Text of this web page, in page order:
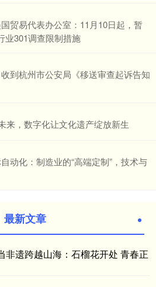
贸易代表办公室：11月10日起，暂
业301调查限制措施
到杭州市公安局《移送审查起诉告知
来，数字化让文化遗产绽放新生
动化：制造业的“高端定制”，技术与
最新文章
非遗跨越山海：石榴花开处 青春正